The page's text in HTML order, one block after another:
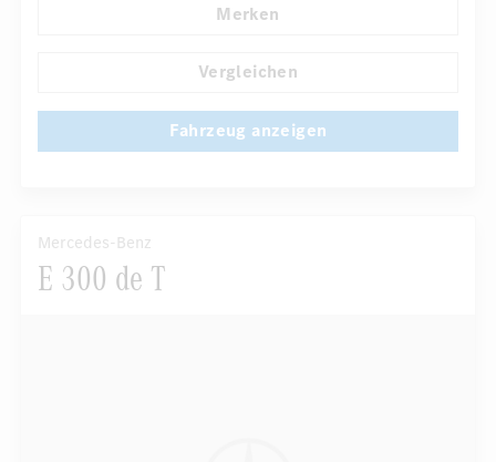
Merken
Vergleichen
Fahrzeug anzeigen
Mercedes-Benz
E 300 de T